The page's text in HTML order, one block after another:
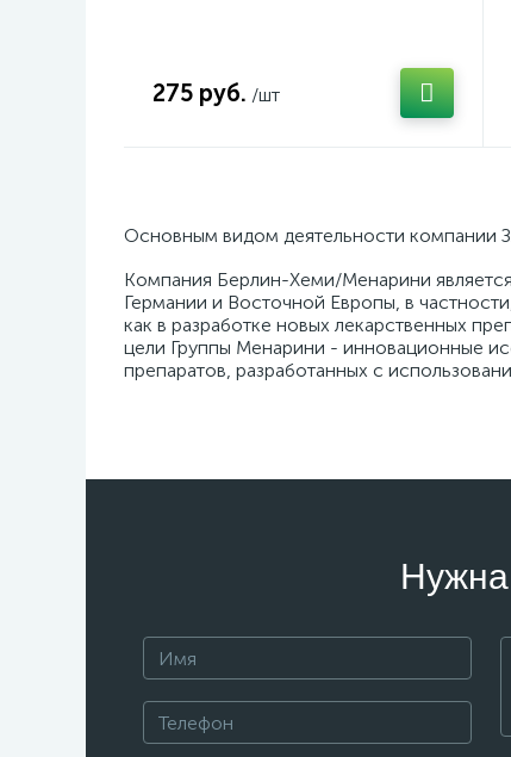
275 руб. /шт
Основным видом деятельности компании
Компания Берлин-Хеми/Менарини
Германии и Восточной Европы, в
как в разработке новых лекарственных
цели Группы Менарини - инновационные
препаратов, разработанных с
Нужна